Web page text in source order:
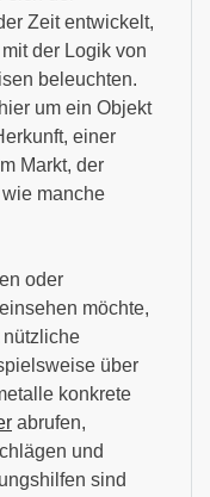
Zeit entwickelt,
der Logik von
beleuchten.
um ein Objekt
einer
Markt, der
manche
oder
möchte,
über
konkrete
abrufen,
und
sind